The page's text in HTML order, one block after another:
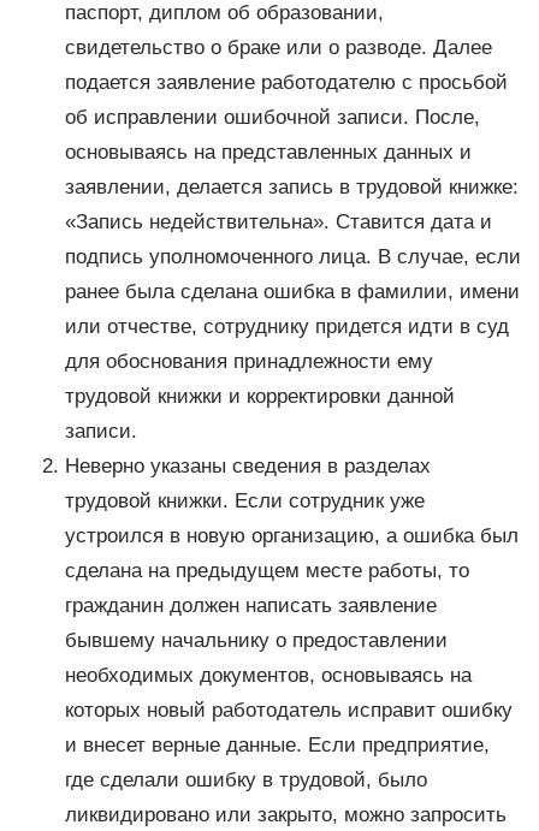
паспорт, диплом об образовании,
свидетельство о браке или о разводе. Далее
подается заявление работодателю с просьбой
об исправлении ошибочной записи. После,
основываясь на представленных данных и
заявлении, делается запись в трудовой книжке:
«Запись недействительна». Ставится дата и
подпись уполномоченного лица. В случае, если
ранее была сделана ошибка в фамилии, имени
или отчестве, сотруднику придется идти в суд
для обоснования принадлежности ему
трудовой книжки и корректировки данной
записи.
Неверно указаны сведения в разделах
трудовой книжки. Если сотрудник уже
устроился в новую организацию, а ошибка был
сделана на предыдущем месте работы, то
гражданин должен написать заявление
бывшему начальнику о предоставлении
необходимых документов, основываясь на
которых новый работодатель исправит ошибку
и внесет верные данные. Если предприятие,
где сделали ошибку в трудовой, было
ликвидировано или закрыто, можно запросить